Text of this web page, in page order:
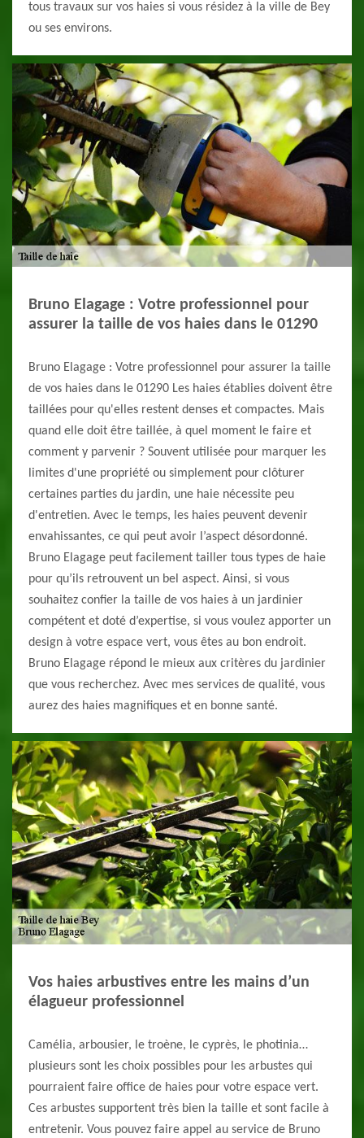
tous travaux sur vos haies si vous résidez à la ville de Bey
ou ses environs.
Bruno Elagage : Votre professionnel pour
assurer la taille de vos haies dans le 01290
Bruno Elagage : Votre professionnel pour assurer la taille
de vos haies dans le 01290 Les haies établies doivent être
taillées pour qu'elles restent denses et compactes. Mais
quand elle doit être taillée, à quel moment le faire et
comment y parvenir ? Souvent utilisée pour marquer les
limites d'une propriété ou simplement pour clôturer
certaines parties du jardin, une haie nécessite peu
d'entretien. Avec le temps, les haies peuvent devenir
envahissantes, ce qui peut avoir l’aspect désordonné.
Bruno Elagage peut facilement tailler tous types de haie
pour qu’ils retrouvent un bel aspect. Ainsi, si vous
souhaitez confier la taille de vos haies à un jardinier
compétent et doté d’expertise, si vous voulez apporter un
design à votre espace vert, vous êtes au bon endroit.
Bruno Elagage répond le mieux aux critères du jardinier
que vous recherchez. Avec mes services de qualité, vous
aurez des haies magnifiques et en bonne santé.
Vos haies arbustives entre les mains d’un
élagueur professionnel
Camélia, arbousier, le troène, le cyprès, le photinia…
plusieurs sont les choix possibles pour les arbustes qui
pourraient faire office de haies pour votre espace vert.
Ces arbustes supportent très bien la taille et sont facile à
entretenir. Vous pouvez faire appel au service de Bruno